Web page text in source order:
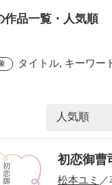
作品一覧・人気順
タイトル, キーワー
ド
初恋御曹
松本ユミ